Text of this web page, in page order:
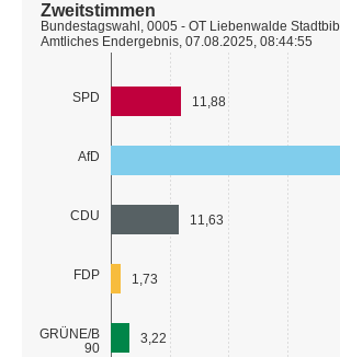
SPD
AfD
CDU
FDP
GRÜNE/B
90
11,88
11,63
1,73
3,22
Zweitstimmen
Bundestagswahl, 0005 - OT Liebenwalde
Amtliches Endergebnis, 07.08.2025, 08:44:55